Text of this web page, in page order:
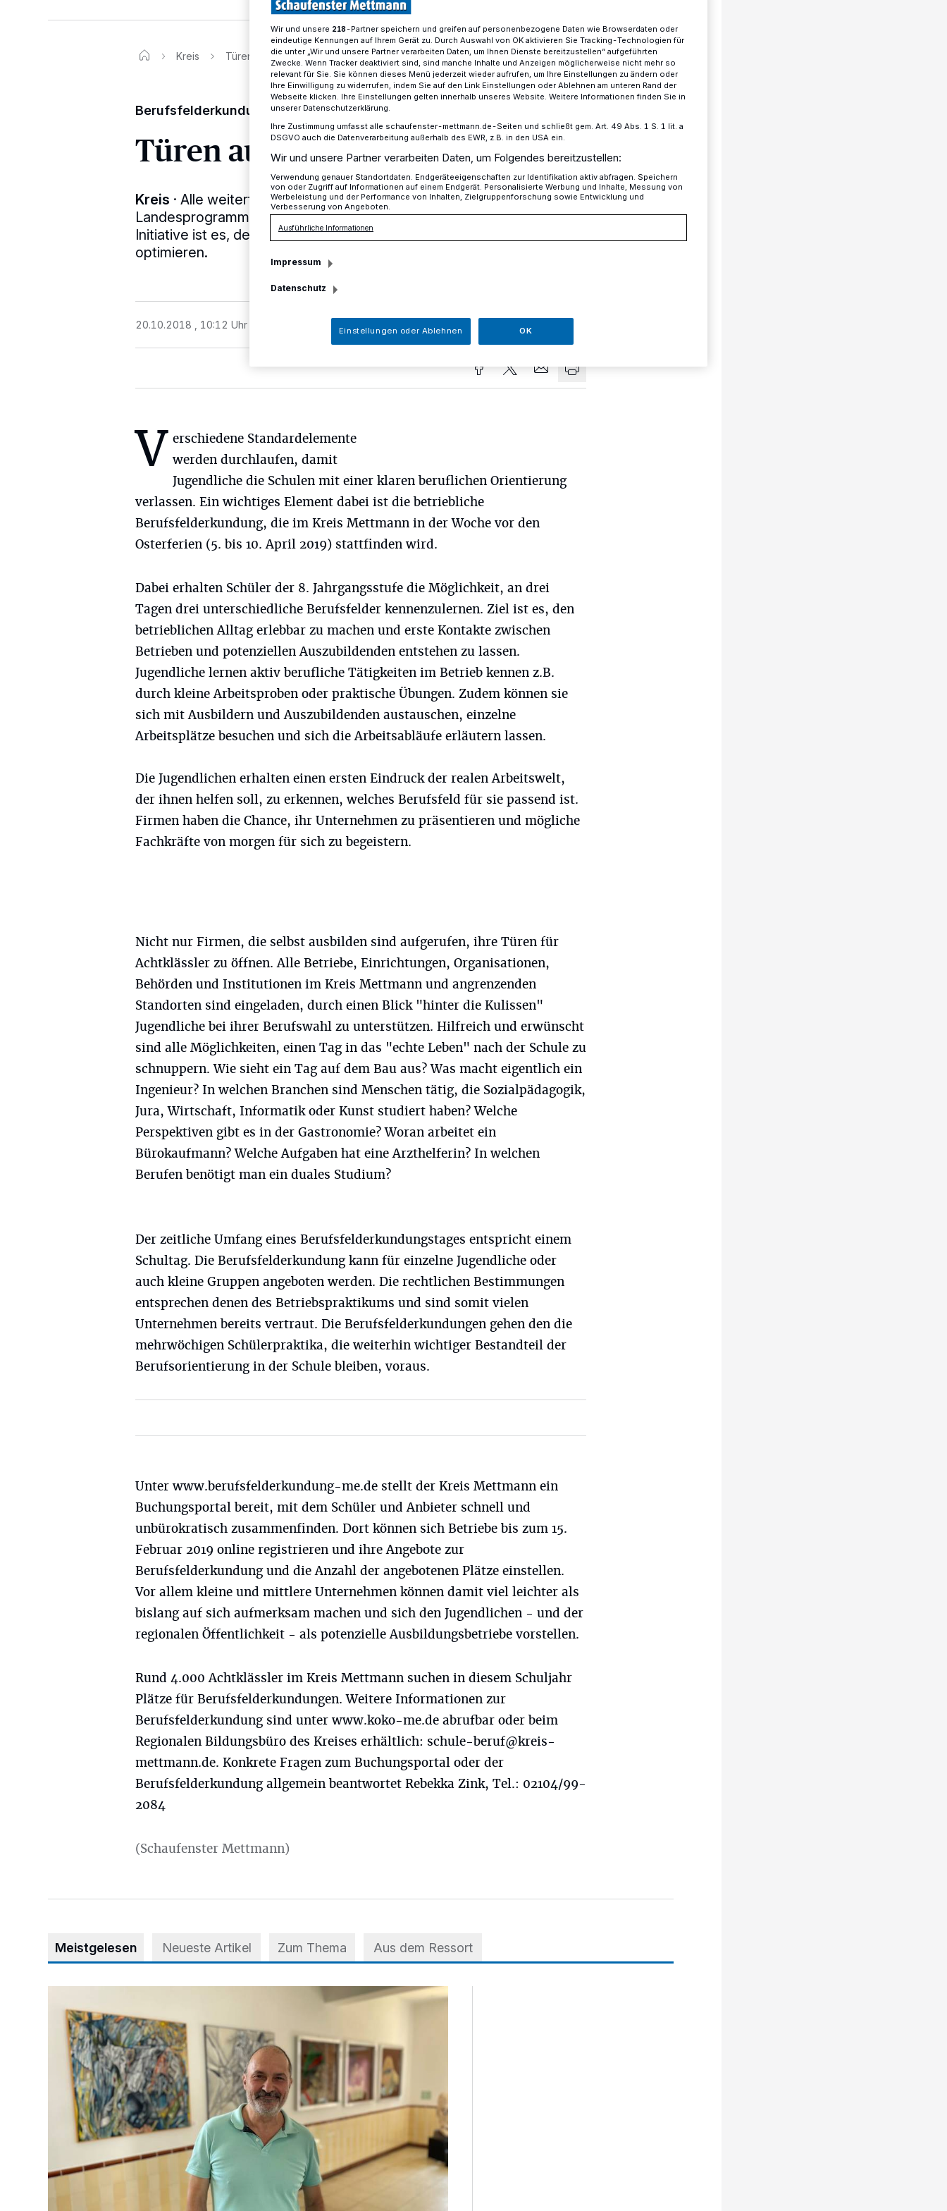
Kreis Türen auf für Achtklässler!
Berufsfelderkundung: Betrieb gesucht
Türen auf für Achtklässler!
Kreis · Alle weiterführenden Schulen im Kreis Mettmann nehmen am
Landesprogramm "Kein Abschluss ohne Anschluss" teil. Ziel dieser
Initiative ist es, den Übergang von der Schule in den Beruf zu
optimieren.
20.10.2018 , 10:12 Uhr
V erschiedene Standardelemente
werden durchlaufen, damit
Jugendliche die Schulen mit einer klaren beruflichen Orientierung
verlassen. Ein wichtiges Element dabei ist die betriebliche
Berufsfelderkundung, die im Kreis Mettmann in der Woche vor den
Osterferien (5. bis 10. April 2019) stattfinden wird.
Dabei erhalten Schüler der 8. Jahrgangsstufe die Möglichkeit, an drei
Tagen drei unterschiedliche Berufsfelder kennenzulernen. Ziel ist es, den
betrieblichen Alltag erlebbar zu machen und erste Kontakte zwischen
Betrieben und potenziellen Auszubildenden entstehen zu lassen.
Jugendliche lernen aktiv berufliche Tätigkeiten im Betrieb kennen z.B.
durch kleine Arbeitsproben oder praktische Übungen. Zudem können sie
sich mit Ausbildern und Auszubildenden austauschen, einzelne
Arbeitsplätze besuchen und sich die Arbeitsabläufe erläutern lassen.
Die Jugendlichen erhalten einen ersten Eindruck der realen Arbeitswelt,
der ihnen helfen soll, zu erkennen, welches Berufsfeld für sie passend ist.
Firmen haben die Chance, ihr Unternehmen zu präsentieren und mögliche
Fachkräfte von morgen für sich zu begeistern.
Nicht nur Firmen, die selbst ausbilden sind aufgerufen, ihre Türen für
Achtklässler zu öffnen. Alle Betriebe, Einrichtungen, Organisationen,
Behörden und Institutionen im Kreis Mettmann und angrenzenden
Standorten sind eingeladen, durch einen Blick "hinter die Kulissen"
Jugendliche bei ihrer Berufswahl zu unterstützen. Hilfreich und erwünscht
sind alle Möglichkeiten, einen Tag in das "echte Leben" nach der Schule zu
schnuppern. Wie sieht ein Tag auf dem Bau aus? Was macht eigentlich ein
Ingenieur? In welchen Branchen sind Menschen tätig, die Sozialpädagogik,
Jura, Wirtschaft, Informatik oder Kunst studiert haben? Welche
Perspektiven gibt es in der Gastronomie? Woran arbeitet ein
Bürokaufmann? Welche Aufgaben hat eine Arzthelferin? In welchen
Berufen benötigt man ein duales Studium?
Der zeitliche Umfang eines Berufsfelderkundungstages entspricht einem
Schultag. Die Berufsfelderkundung kann für einzelne Jugendliche oder
auch kleine Gruppen angeboten werden. Die rechtlichen Bestimmungen
entsprechen denen des Betriebspraktikums und sind somit vielen
Unternehmen bereits vertraut. Die Berufsfelderkundungen gehen den die
mehrwöchigen Schülerpraktika, die weiterhin wichtiger Bestandteil der
Berufsorientierung in der Schule bleiben, voraus.
Unter www.berufsfelderkundung-me.de stellt der Kreis Mettmann ein
Buchungsportal bereit, mit dem Schüler und Anbieter schnell und
unbürokratisch zusammenfinden. Dort können sich Betriebe bis zum 15.
Februar 2019 online registrieren und ihre Angebote zur
Berufsfelderkundung und die Anzahl der angebotenen Plätze einstellen.
Vor allem kleine und mittlere Unternehmen können damit viel leichter als
bislang auf sich aufmerksam machen und sich den Jugendlichen - und der
regionalen Öffentlichkeit - als potenzielle Ausbildungsbetriebe vorstellen.
Rund 4.000 Achtklässler im Kreis Mettmann suchen in diesem Schuljahr
Plätze für Berufsfelderkundungen. Weitere Informationen zur
Berufsfelderkundung sind unter www.koko-me.de abrufbar oder beim
Regionalen Bildungsbüro des Kreises erhältlich: schule-beruf@kreis-
mettmann.de. Konkrete Fragen zum Buchungsportal oder der
Berufsfelderkundung allgemein beantwortet Rebekka Zink, Tel.: 02104/99-
2084
(Schaufenster Mettmann)
Meistgelesen Neueste Artikel Zum Thema Aus dem Ressort
Wir und unsere 218-Partner speichern und greifen auf personenbezogene Daten wie Browserdaten oder
eindeutige Kennungen auf Ihrem Gerät zu. Durch Auswahl von OK aktivieren Sie Tracking-Technologien für
die unter „Wir und unsere Partner verarbeiten Daten, um Ihnen Dienste bereitzustellen“ aufgeführten
Zwecke. Wenn Tracker deaktiviert sind, sind manche Inhalte und Anzeigen möglicherweise nicht mehr so
relevant für Sie. Sie können dieses Menü jederzeit wieder aufrufen, um Ihre Einstellungen zu ändern oder
Ihre Einwilligung zu widerrufen, indem Sie auf den Link Einstellungen oder Ablehnen am unteren Rand der
Webseite klicken. Ihre Einstellungen gelten innerhalb unseres Website. Weitere Informationen finden Sie in
unserer Datenschutzerklärung.
Ihre Zustimmung umfasst alle schaufenster-mettmann.de-Seiten und schließt gem. Art. 49 Abs. 1 S. 1 lit. a
DSGVO auch die Datenverarbeitung außerhalb des EWR, z.B. in den USA ein.
Wir und unsere Partner verarbeiten Daten, um Folgendes bereitzustellen:
Verwendung genauer Standortdaten. Endgeräteeigenschaften zur Identifikation aktiv abfragen. Speichern
von oder Zugriff auf Informationen auf einem Endgerät. Personalisierte Werbung und Inhalte, Messung von
Werbeleistung und der Performance von Inhalten, Zielgruppenforschung sowie Entwicklung und
Verbesserung von Angeboten.
Ausführliche Informationen
Impressum
Datenschutz
Einstellungen oder Ablehnen OK